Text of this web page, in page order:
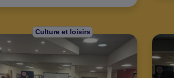
Culture et loisirs